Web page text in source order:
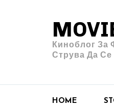
Киноблог За
Струва Да
HOME